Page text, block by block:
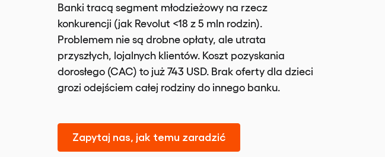
Banki tracą segment młodzieżowy na rzecz
konkurencji (jak Revolut <18 z 5 mln rodzin).
Problemem nie są drobne opłaty, ale utrata
przyszłych, lojalnych klientów. Koszt pozyskania
dorosłego (CAC) to już 743 USD. Brak oferty dla dzieci
grozi odejściem całej rodziny do innego banku.
Zapytaj nas, jak temu zaradzić